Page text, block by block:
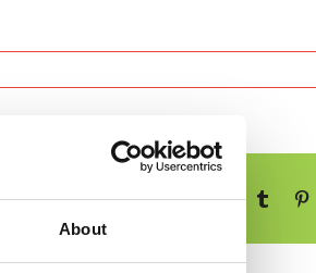
About
Facebook
X RedditLinkedInWhatsApp
TelegramTumblr